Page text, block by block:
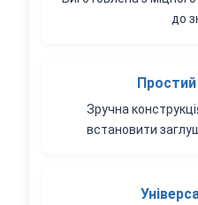
до
Зручна
встановити